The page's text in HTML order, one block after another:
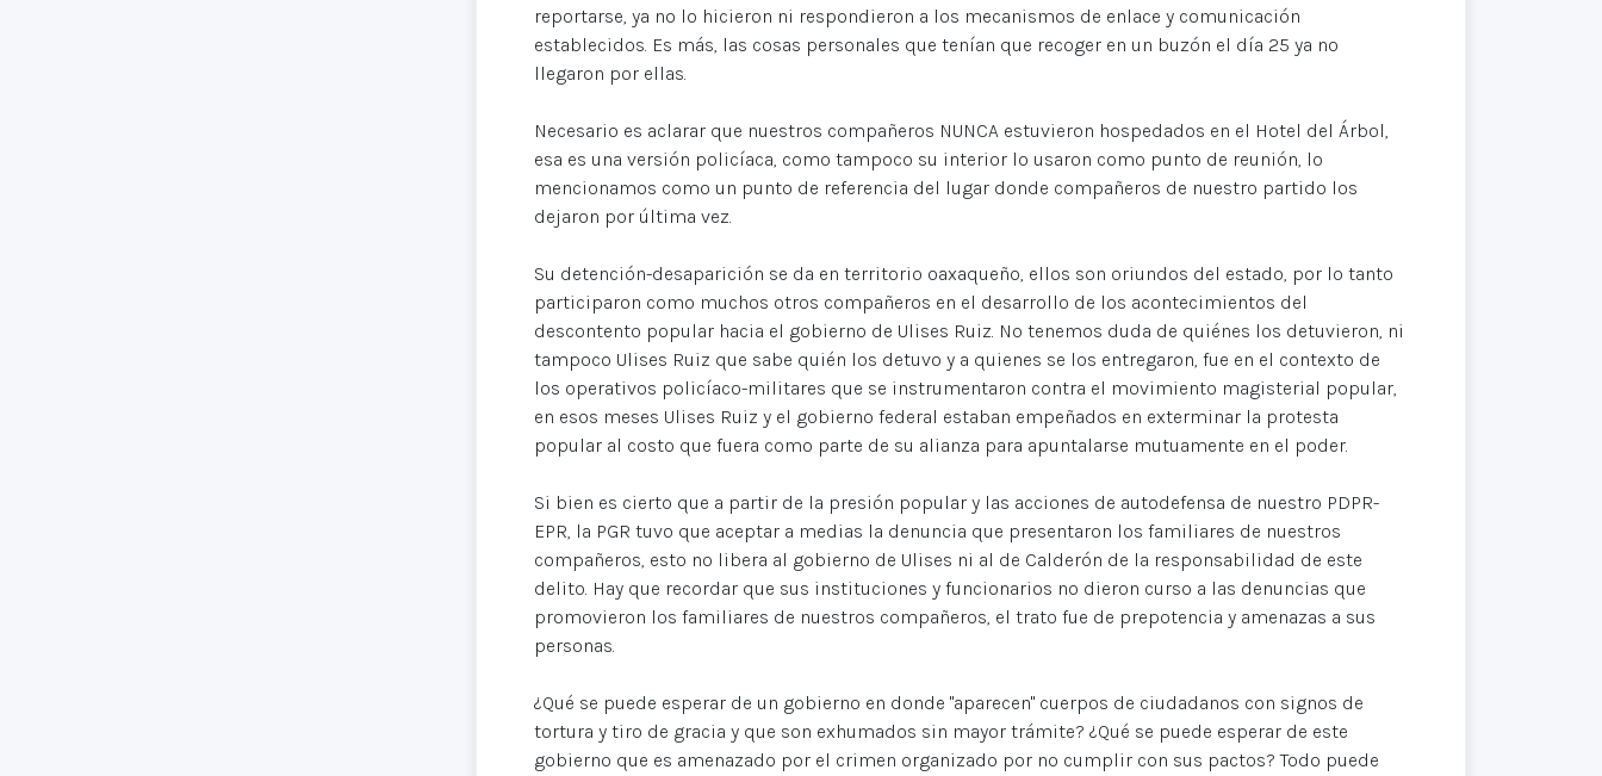
reportarse, ya no lo hicieron ni respondieron a los mecanismos de enlace y comunicación
establecidos. Es más, las cosas personales que tenían que recoger en un buzón el día 25 ya no
llegaron por ellas.
Necesario es aclarar que nuestros compañeros NUNCA estuvieron hospedados en el Hotel del Árbol,
esa es una versión policíaca, como tampoco su interior lo usaron como punto de reunión, lo
mencionamos como un punto de referencia del lugar donde compañeros de nuestro partido los
dejaron por última vez.
Su detención-desaparición se da en territorio oaxaqueño, ellos son oriundos del estado, por lo tanto
participaron como muchos otros compañeros en el desarrollo de los acontecimientos del
descontento popular hacia el gobierno de Ulises Ruiz. No tenemos duda de quiénes los detuvieron, ni
tampoco Ulises Ruiz que sabe quién los detuvo y a quienes se los entregaron, fue en el contexto de
los operativos policíaco-militares que se instrumentaron contra el movimiento magisterial popular,
en esos meses Ulises Ruiz y el gobierno federal estaban empeñados en exterminar la protesta
popular al costo que fuera como parte de su alianza para apuntalarse mutuamente en el poder.
Si bien es cierto que a partir de la presión popular y las acciones de autodefensa de nuestro PDPR-
EPR, la PGR tuvo que aceptar a medias la denuncia que presentaron los familiares de nuestros
compañeros, esto no libera al gobierno de Ulises ni al de Calderón de la responsabilidad de este
delito. Hay que recordar que sus instituciones y funcionarios no dieron curso a las denuncias que
promovieron los familiares de nuestros compañeros, el trato fue de prepotencia y amenazas a sus
personas.
¿Qué se puede esperar de un gobierno en donde "aparecen" cuerpos de ciudadanos con signos de
tortura y tiro de gracia y que son exhumados sin mayor trámite? ¿Qué se puede esperar de este
gobierno que es amenazado por el crimen organizado por no cumplir con sus pactos? Todo puede